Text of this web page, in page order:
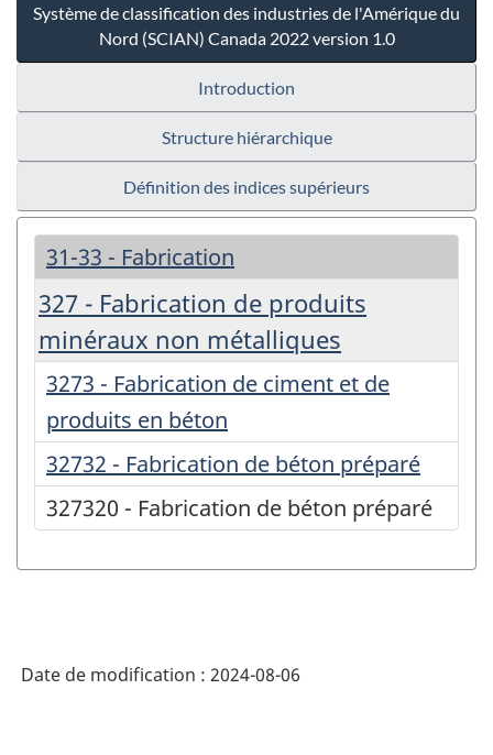
Système de classification des industries de l'Amérique du
Nord (SCIAN) Canada 2022 version 1.0
Introduction
Structure hiérarchique
Définition des indices supérieurs
31-33 - Fabrication
327 - Fabrication de produits
minéraux non métalliques
3273 - Fabrication de ciment et de
produits en béton
32732 - Fabrication de béton préparé
327320 - Fabrication de béton préparé
Date de modification : 2024-08-06